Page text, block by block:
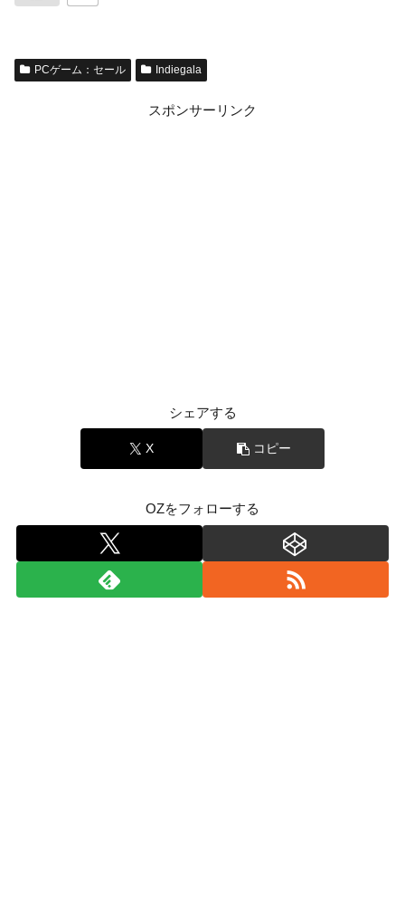
PCゲーム：セール Indiegala
スポンサーリンク
シェアする
X コピー
OZをフォローする